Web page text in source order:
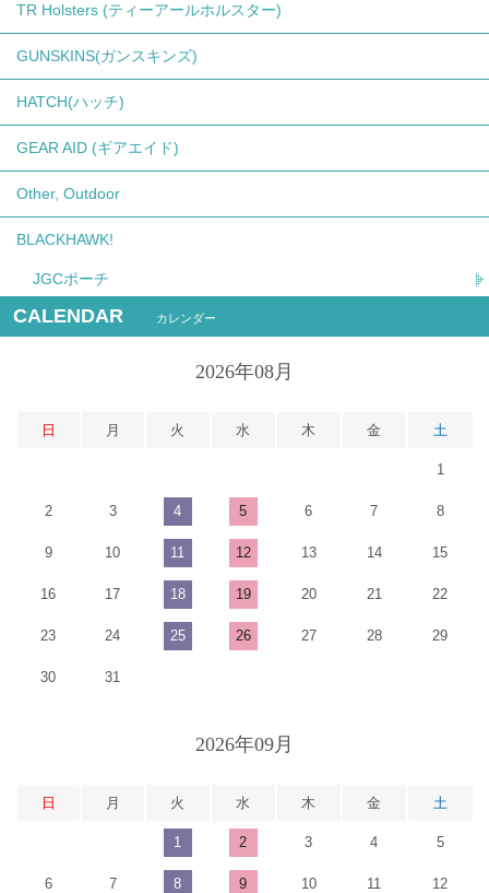
TR Holsters (ティーアールホルスター)
GUNSKINS(ガンスキンズ)
HATCH(ハッチ)
GEAR AID (ギアエイド)
Other, Outdoor
BLACKHAWK!
JGCポーチ
CALENDAR カレンダー
2026年08月
日 月 火 水 木 金 土
1
2 3 4 5 6 7 8
9 10 11 12 13 14 15
16 17 18 19 20 21 22
23 24 25 26 27 28 29
30 31
2026年09月
日 月 火 水 木 金 土
1 2 3 4 5
6 7 8 9 10 11 12